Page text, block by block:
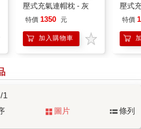
壓式充氣連帽枕 - 灰
特價 1350 元
加入購物車
壓式
特價
/1
圖片 條列